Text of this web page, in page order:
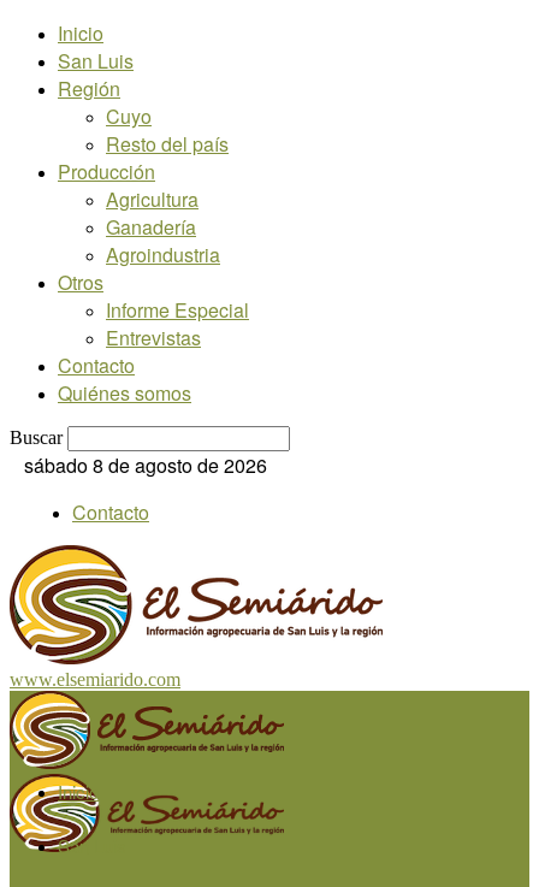
Inicio
San Luis
Región
Cuyo
Resto del país
Producción
Agricultura
Ganadería
Agroindustria
Otros
Informe Especial
Entrevistas
Contacto
Quiénes somos
Buscar
sábado 8 de agosto de 2026
Contacto
www.elsemiarido.com
Inicio
San Luis